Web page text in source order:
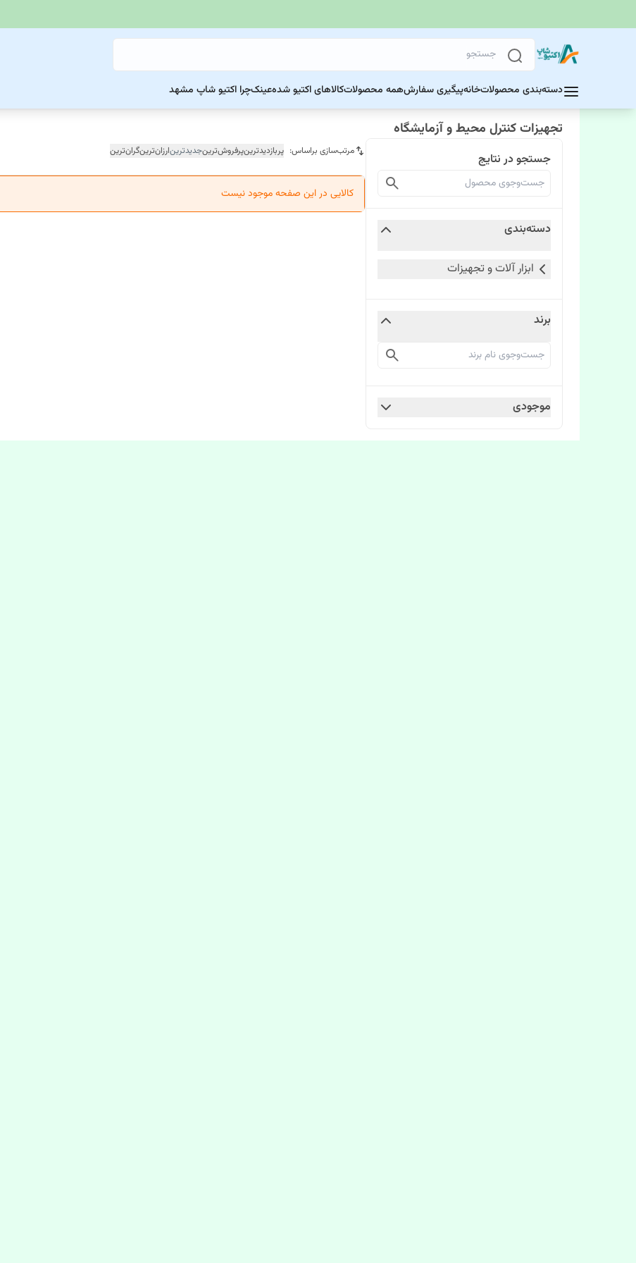
دسته‌بندی محصولاتخانهپیگیری سفارشهمه محصولاتکالاهای اکتیو شدهعینکچرا اکتیو شاپ مشهد
تجهیزات کنترل محیط و آزمایشگاه
جستجو در نتایج
دسته‌بندی
ابزار آلات و تجهیزات
برند
موجودی
مرتب‌سازی براساس: پربازدیدترینپرفروش‌ترینجدیدترینارزان‌ترینگران‌ترین
کالایی در این صفحه موجود نیست